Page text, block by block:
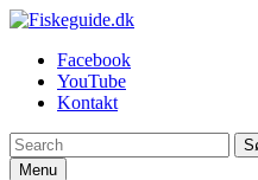
Spring
indhold
Fiskeguide.dk
En fiskeguide, der skaffer dig
Facebook
YouTube
Kontakt
Søg
Menu